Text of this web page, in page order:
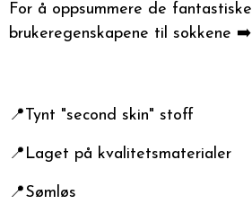
For å oppsummere de fantastiske
brukeregenskapene til sokkene ➡️
📍Tynt "second skin" stoff
📍Laget på kvalitetsmaterialer
📍Sømløs